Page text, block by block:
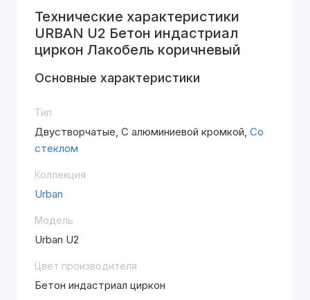
Технические характеристики
URBAN U2 Бетон индастриал
циркон Лакобель коричневый
Основные характеристики
Тип
Двустворчатые, С алюминиевой кромкой, Со
стеклом
Коллекция
Urban
Модель
Urban U2
Цвет производителя
Бетон индастриал циркон